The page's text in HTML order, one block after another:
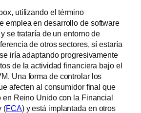
utilizando el término
emplea en desarrollo de software
se trataría de un entorno de
de otros sectores, sí estaría
iría adaptando progresivamente
de la actividad financiera bajo el
Una forma de controlar los
afecten al consumidor final que
en Reino Unido con la Financial
(FCA) y está implantada en otros